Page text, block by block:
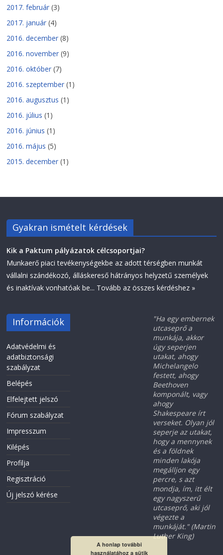
2017. február (3)
2017. január (4)
2016. december (8)
2016. november (9)
2016. október (7)
2016. szeptember (1)
2016. augusztus (1)
2016. július (1)
2016. június (1)
2016. május (5)
2015. december (1)
Gyakran ismételt kérdések
Kik a Paktum pályázatok célcsoportjai?
Munkaerő piaci tevékenységekbe az adott térségben munkát
vállalni szándékozó, álláskereső hátrányos helyzetű személyek
és inaktívak vonhatóak be... Tovább az összes kérdéshez »
Információk
Adatvédelmi és
adatbiztonsági
szabályzat
Belépés
Elfelejtett jelszó
Fórum szabályzat
Impresszum
Kilépés
Profilja
Regisztráció
Új jelszó kérése
"Ha egy embernek
utcaseprő a
munkája, akkor
úgy seperjen
utakat, ahogy
Michelangelo
festett, ahogy
Beethoven
komponált, vagy
ahogy
Shakespeare írt
verseket. Olyan jól
seperje az utakat,
hogy a mennynek
és a földnek
minden lakója
megálljon egy
percre, s azt
mondja, ím, itt élt
egy nagyszerű
utcaseprő, aki jól
végezte a
munkáját." (Martin
Luther King)
A honlap további
használatához a sütik